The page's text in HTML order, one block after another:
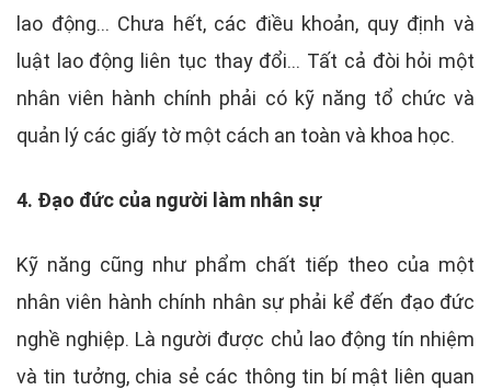
lao động... Chưa hết, các điều khoản, quy định và
luật lao động liên tục thay đổi... Tất cả đòi hỏi một
nhân viên hành chính phải có kỹ năng tổ chức và
quản lý các giấy tờ một cách an toàn và khoa học.
4. Đạo đức của người làm nhân sự
Kỹ năng cũng như phẩm chất tiếp theo của một
nhân viên hành chính nhân sự phải kể đến đạo đức
nghề nghiệp. Là người được chủ lao động tín nhiệm
và tin tưởng, chia sẻ các thông tin bí mật liên quan